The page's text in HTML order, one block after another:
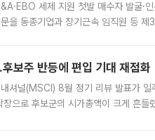
세제 지원 첫발 매수자 발굴·
을 동종기업과 장기근속 임직원 등
보주 반등에 편입 기대 재점화
셔널(MSCI) 8월 정기 리뷰 발표가 일
으로 후보군의 시가총액이 크게 흔